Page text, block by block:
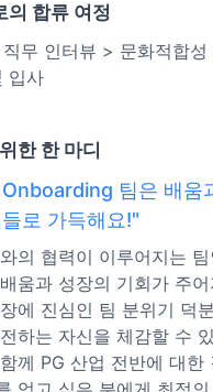
의 합류 여정
무 인터뷰 > 문화적합성
입사
한 한 마디
팀은 배움
로 가득해요!"
의 협력이 이루어지는
움과 성장의 기회가 주
에 진심인 팀 분위기 덕
하는 자신을 체감할 수
께 PG 산업 전반에 대한